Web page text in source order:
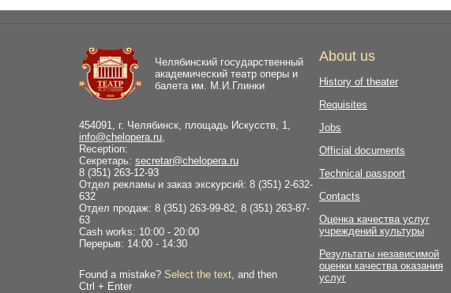
Челябинский государственный
академический театр оперы и
балета им. М.И.Глинки
454091, г. Челябинск, площадь Искусств, 1,
info@chelopera.ru,
Reception:
Секретарь: secretar@chelopera.ru
8 (351) 263-12-93
Отдел рекламы и заказ экскурсий: 8 (351) 2-632-
632
Отдел продаж: 8 (351) 263-99-82, 8 (351) 263-87-
63
Cash works: 10:00 - 20:00
Перерыв: 14:00 - 14:30
Found a mistake? Select the text, and then
Ctrl + Enter
About us
History of theater
Requisites
Jobs
Official documents
Technical passport
Contacts
Оценка качества услуг
учреждений культуры
Результаты независимой
оценки качества оказания
услуг